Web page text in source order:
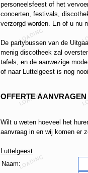
personeelsfeest of het
concerten, festivals,
verzorgd worden. En of u nu
De partybussen van de
menig discotheek zal
tafels, en de aanwezige
of naar Luttelgeest is nog
OFFERTE AANVRAGEN
Wilt u weten hoeveel het
aanvraag in en wij komen er
Luttelgeest
Naam: